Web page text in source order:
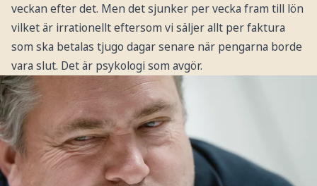
veckan efter det. Men det sjunker per vecka fram till lön
vilket är irrationellt eftersom vi säljer allt per faktura
som ska betalas tjugo dagar senare när pengarna borde
vara slut. Det är psykologi som avgör.